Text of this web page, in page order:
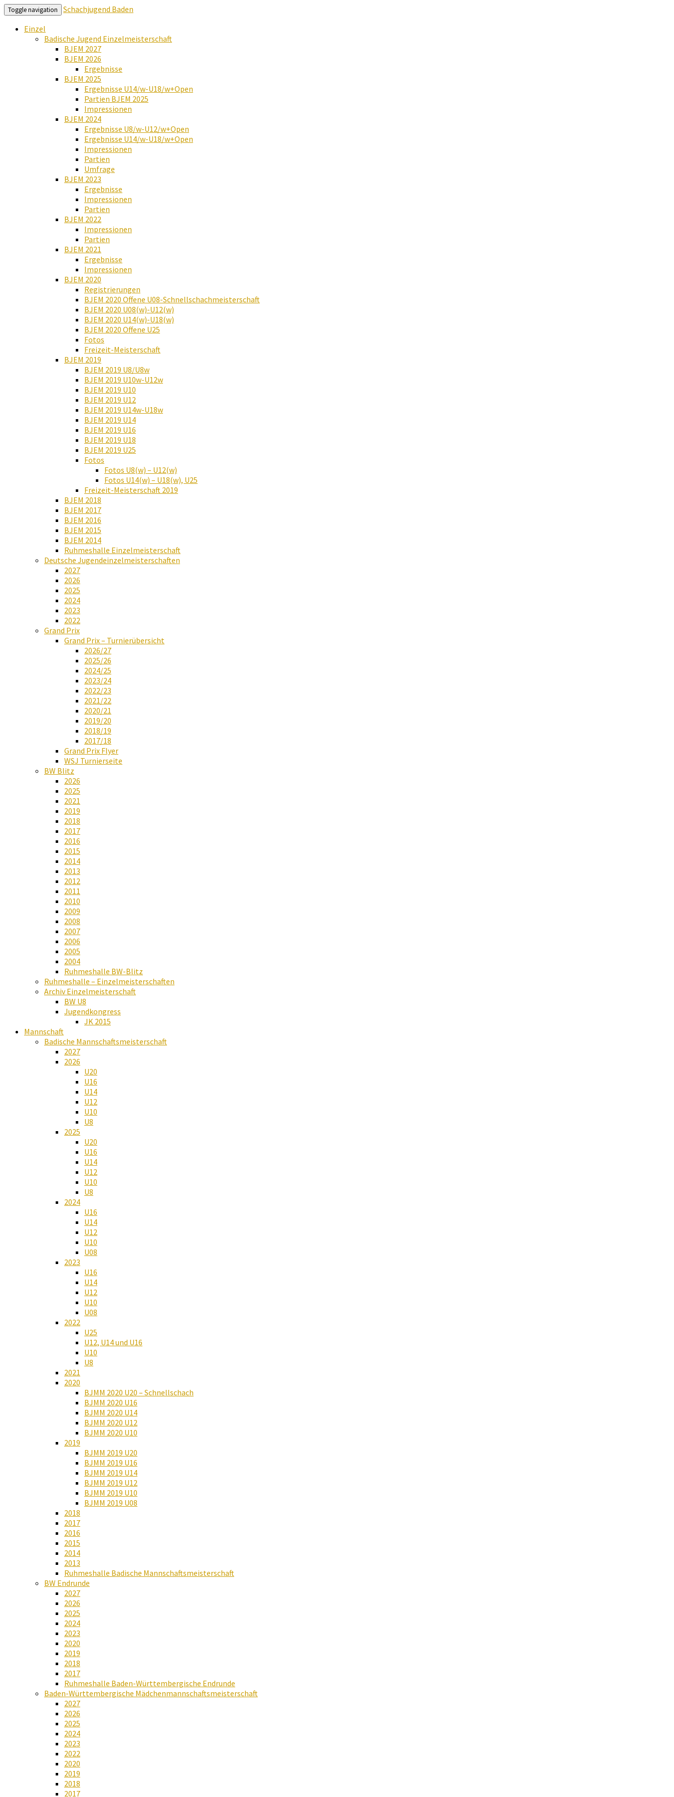
Toggle navigation
Schachjugend Baden
Einzel
Badische Jugend Einzelmeisterschaft
BJEM 2027
BJEM 2026
Ergebnisse
BJEM 2025
Ergebnisse U14/w-U18/w+Open
Partien BJEM 2025
Impressionen
BJEM 2024
Ergebnisse U8/w-U12/w+Open
Ergebnisse U14/w-U18/w+Open
Impressionen
Partien
Umfrage
BJEM 2023
Ergebnisse
Impressionen
Partien
BJEM 2022
Impressionen
Partien
BJEM 2021
Ergebnisse
Impressionen
BJEM 2020
Registrierungen
BJEM 2020 Offene U08-Schnellschachmeisterschaft
BJEM 2020 U08(w)-U12(w)
BJEM 2020 U14(w)-U18(w)
BJEM 2020 Offene U25
Fotos
Freizeit-Meisterschaft
BJEM 2019
BJEM 2019 U8/U8w
BJEM 2019 U10w-U12w
BJEM 2019 U10
BJEM 2019 U12
BJEM 2019 U14w-U18w
BJEM 2019 U14
BJEM 2019 U16
BJEM 2019 U18
BJEM 2019 U25
Fotos
Fotos U8(w) – U12(w)
Fotos U14(w) – U18(w), U25
Freizeit-Meisterschaft 2019
BJEM 2018
BJEM 2017
BJEM 2016
BJEM 2015
BJEM 2014
Ruhmeshalle Einzelmeisterschaft
Deutsche Jugendeinzelmeisterschaften
2027
2026
2025
2024
2023
2022
Grand Prix
Grand Prix – Turnierübersicht
2026/27
2025/26
2024/25
2023/24
2022/23
2021/22
2020/21
2019/20
2018/19
2017/18
Grand Prix Flyer
WSJ Turnierseite
BW Blitz
2026
2025
2021
2019
2018
2017
2016
2015
2014
2013
2012
2011
2010
2009
2008
2007
2006
2005
2004
Ruhmeshalle BW-Blitz
Ruhmeshalle – Einzelmeisterschaften
Archiv Einzelmeisterschaft
BW U8
Jugendkongress
JK 2015
Mannschaft
Badische Mannschaftsmeisterschaft
2027
2026
U20
U16
U14
U12
U10
U8
2025
U20
U16
U14
U12
U10
U8
2024
U16
U14
U12
U10
U08
2023
U16
U14
U12
U10
U08
2022
U25
U12, U14 und U16
U10
U8
2021
2020
BJMM 2020 U20 – Schnellschach
BJMM 2020 U16
BJMM 2020 U14
BJMM 2020 U12
BJMM 2020 U10
2019
BJMM 2019 U20
BJMM 2019 U16
BJMM 2019 U14
BJMM 2019 U12
BJMM 2019 U10
BJMM 2019 U08
2018
2017
2016
2015
2014
2013
Ruhmeshalle Badische Mannschaftsmeisterschaft
BW Endrunde
2027
2026
2025
2024
2023
2020
2019
2018
2017
Ruhmeshalle Baden-Württembergische Endrunde
Baden-Württembergische Mädchenmannschaftsmeisterschaft
2027
2026
2025
2024
2023
2022
2020
2019
2018
2017